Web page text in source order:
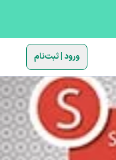
ورود | ثبت‌نام